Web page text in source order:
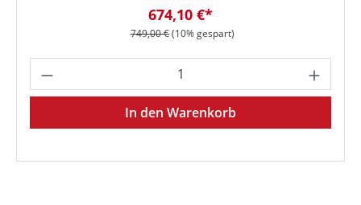
Verkaufspreis:
674,10 €*
Regulärer Preis:
749,00 €(10% gespart)
Produkt Anzahl: Gib den
In den Warenkorb